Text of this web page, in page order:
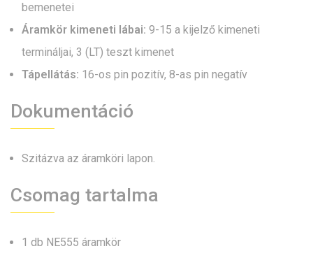
bemenetei
Áramkör kimeneti lábai: 9-15 a kijelző kimeneti
termináljai, 3 (LT) teszt kimenet
Tápellátás: 16-os pin pozitív, 8-as pin negatív
Dokumentáció
Szitázva az áramköri lapon.
Csomag tartalma
1 db NE555 áramkör